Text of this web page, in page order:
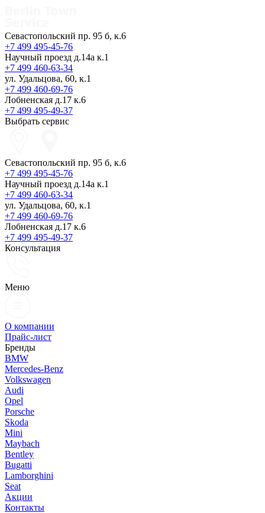
Севастопольский пр. 95 б, к.6
+7 499 495-45-76
Научный проезд д.14а к.1
+7 499 460-63-34
ул. Удальцова, 60, к.1
+7 499 460-69-76
Лобненская д.17 к.6
+7 499 495-49-37
Выбрать сервис
Севастопольский пр. 95 б, к.6
+7 499 495-45-76
Научный проезд д.14а к.1
+7 499 460-63-34
ул. Удальцова, 60, к.1
+7 499 460-69-76
Лобненская д.17 к.6
+7 499 495-49-37
Консультация
Меню
О компании
Прайс-лист
Бренды
BMW
Mercedes-Benz
Volkswagen
Audi
Opel
Porsche
Skoda
Mini
Maybach
Bentley
Bugatti
Lamborghini
Seat
Акции
Контакты